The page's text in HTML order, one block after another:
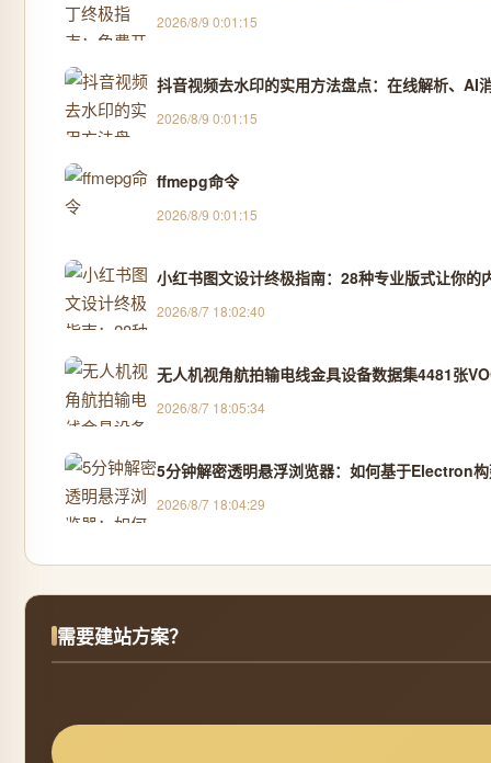
2026/8/9 0:01:15
抖音视频去水印的实用方法盘点：在线解析、AI
2026/8/9 0:01:15
ffmepg命令
2026/8/9 0:01:15
小红书图文设计终极指南：28种专业版式让你的
2026/8/7 18:02:40
无人机视角航拍输电线金具设备数据集4481张
2026/8/7 18:05:34
5分钟解密透明悬浮浏览器：如何基于Electron
2026/8/7 18:04:29
需要建站方案？